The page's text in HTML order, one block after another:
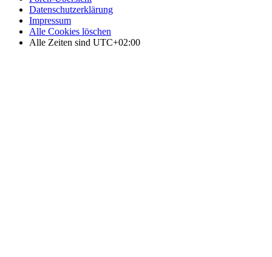
Datenschutzerklärung
Impressum
Alle Cookies löschen
Alle Zeiten sind UTC+02:00